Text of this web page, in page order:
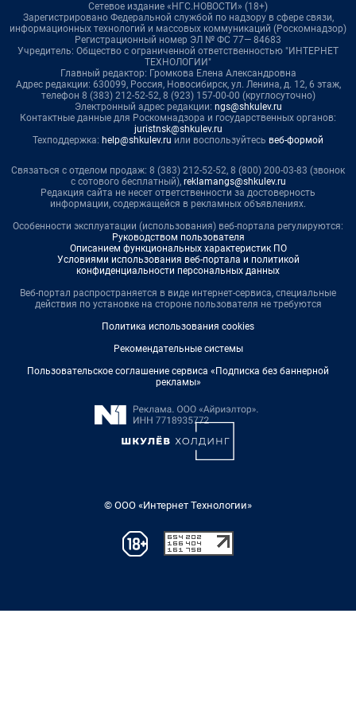
Сетевое издание «НГС.НОВОСТИ» (18+)
Зарегистрировано Федеральной службой по надзору в сфере связи,
информационных технологий и массовых коммуникаций (Роскомнадзор)
Регистрационный номер ЭЛ № ФС 77— 84683
Учредитель: Общество с ограниченной ответственностью "ИНТЕРНЕТ
ТЕХНОЛОГИИ"
Главный редактор: Громкова Елена Александровна
Адрес редакции: 630099, Россия, Новосибирск, ул. Ленина, д. 12, 6 этаж,
телефон 8 (383) 212-52-52, 8 (923) 157-00-00 (круглосуточно)
Электронный адрес редакции: ngs@shkulev.ru
Контактные данные для Роскомнадзора и государственных органов:
juristnsk@shkulev.ru
Техподдержка: help@shkulev.ru или воспользуйтесь веб-формой
Связаться с отделом продаж: 8 (383) 212-52-52, 8 (800) 200-03-83 (звонок
с сотового бесплатный), reklamangs@shkulev.ru
Редакция сайта не несет ответственности за достоверность
информации, содержащейся в рекламных объявлениях.
Особенности эксплуатации (использования) веб-портала регулируются:
Руководством пользователя
Описанием функциональных характеристик ПО
Условиями использования веб-портала и политикой
конфиденциальности персональных данных
Веб-портал распространяется в виде интернет-сервиса, специальные
действия по установке на стороне пользователя не требуются
Политика использования cookies
Рекомендательные системы
Пользовательское соглашение сервиса «Подписка без баннерной
рекламы»
© ООО «Интернет Технологии»